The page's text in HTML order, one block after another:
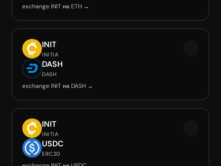
exchange INIT на ETH →
INIT
INITIA
DASH
DASH
exchange INIT на DASH →
INIT
INITIA
USDC
ERC20